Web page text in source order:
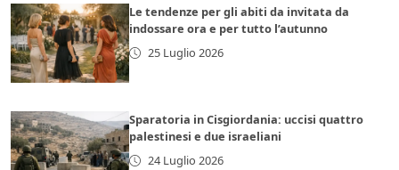
Le tendenze per gli abiti da invitata da
indossare ora e per tutto l’autunno
25 Luglio 2026
Sparatoria in Cisgiordania: uccisi quattro
palestinesi e due israeliani
24 Luglio 2026